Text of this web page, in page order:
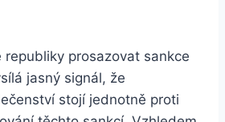
republiky prosazovat sankce
jasný signál, že
stojí jednotně proti